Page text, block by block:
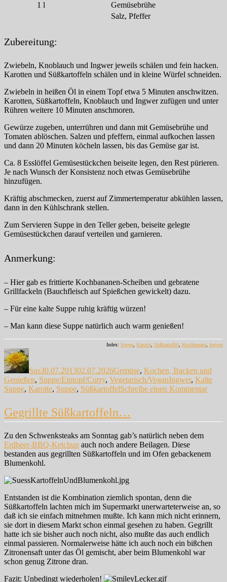
1 l
Gemüsebrühe
Salz, Pfeffer
Zubereitung:
Zwiebeln, Knoblauch und Ingwer jeweils schälen und fein hacken.
Karotten und Süßkartoffeln schälen und in kleine Würfel schneiden.
Zwiebeln in heißen Öl in einem Topf etwa 5 Minuten anschwitzen.
Karotten, Süßkartoffeln, Knoblauch und Ingwer zufügen und unter
Rühren weitere 10 Minuten anschmoren.
Gewürze zugeben, unterrühren und dann mit Gemüsebrühe und
Tomaten ablöschen. Salzen und pfeffern, einmal aufkochen lassen
und dann 20 Minuten köcheln lassen, bis das Gemüse gar ist.
Ca. 8 Esslöffel Gemüsestückchen beiseite legen, den Rest pürieren.
Je nach Wunsch der Konsistenz noch etwas Gemüsebrühe
hinzufügen.
Kräftig abschmecken, zuerst auf Zimmertemperatur abkühlen lassen,
dann in den Kühlschrank stellen.
Zum Servieren Suppe in den Teller geben, beiseite gelegte
Gemüsestückchen darauf verteilen und garnieren.
Anmerkung:
– Hier gab es frittierte Kochbananen-Scheiben und gebratene
Grillfackeln (Bauchfleisch auf Spießchen gewickelt) dazu.
– Für eine kalte Suppe ruhig kräftig würzen!
– Man kann diese Suppe natürlich auch warm genießen!
Index: Suppe Karotte Süßkartoffel Kochbanane Ingwer
Autor
Sus30.07.201302.07.2026Gemüse, Kochen, Backen und
Genießen, Suppe/Eintopf/Curry, Vegetarisch/VeganSchlagwörter
Ingwer, Kalte
Suppe, Karotte, Suppe, SüßkartoffelSchreibe einen Kommentarzu
so
Gegrillte Süßkartoffeln…
Zu den Schwenksteaks am Sonntag gab’s natürlich neben dem
Erdbeer-BBQ-Ketchup auch noch andere Beilagen. Diese
bestanden aus gegrillten Süßkartoffeln und im Ofen gebackenem
Blumenkohl.
Entstanden ist die Kombination ziemlich spontan, denn die
Süßkartoffeln lachten mich im Supermarkt unerwarteterweise an, so
daß ich sie einfach mitnehmen mußte. Ich kann mich nicht erinnern,
sie dort in diesem Markt schon einmal gesehen zu haben. Gegrillt
hatte ich sie bisher auch noch nicht, also mußte das auch endlich
einmal passieren. Normalerweise hätte ich auch noch ein bißchen
Zitronensaft unter das Öl gemischt, aber beim Blumenkohl war
schon genug Zitrone dran.
Fazit: Unbedingt wiederholen!